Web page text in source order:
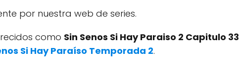
por nuestra web de series.
como Sin Senos Si Hay Paraiso 2 Capitulo 33
Si Hay Paraíso Temporada 2.